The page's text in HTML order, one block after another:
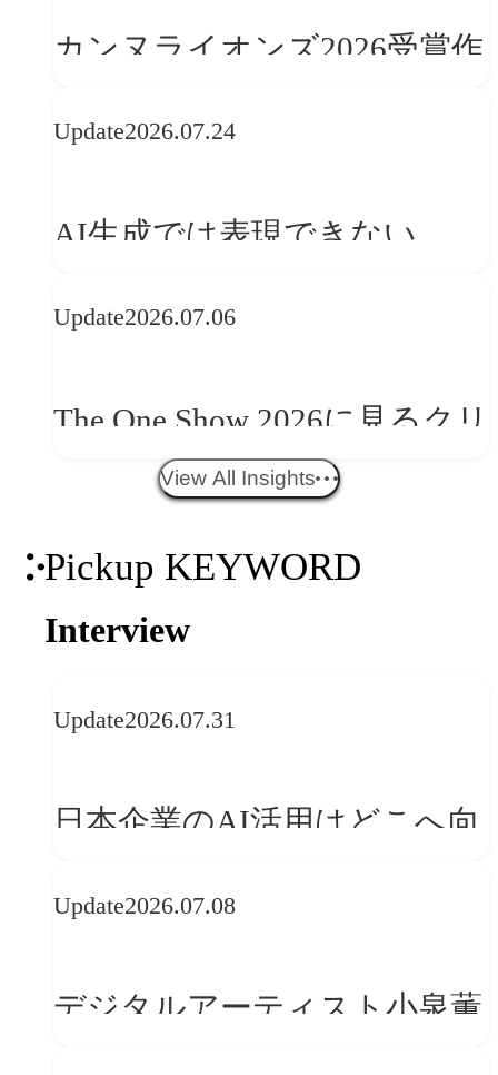
カンヌライオンズ2026受賞作
──「優れたブランド体験」
か
Update2026.07.24
AI生成では表現できない
望
Update2026.07.06
The One Show 2026に見るクリ
エイティブトレンド──社会
「体験」へ変える
View All Insights
Pickup KEYWORD
Interview
Update2026.07.31
日本企業のAI活用はどこへ向
レンドに見る「人間中心」へ
Update2026.07.08
デジタルアーティスト小泉薫